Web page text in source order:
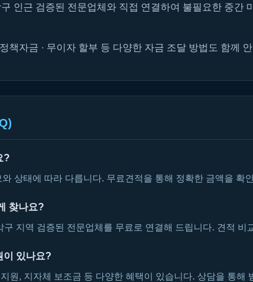
인근 검증된 전문업체와 직접 연결하여 불필요한 중간
책자금 · 무이자 할부 등 다양한 자금 조달 방법도 함께
?
상태에 따라 다릅니다. 무료견적을 통해 정확한 금액을 확
찾나요?
구 지역 검증된 전문업체를 무료로 연결해 드립니다. 견적 비
이 있나요?
원, 지자체 보조금 등 다양한 혜택이 있습니다. 상담을 통해